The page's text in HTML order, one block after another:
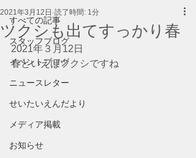
すべての記事
スタッフブログ
イベントブログ
ニュースレター
せいたいえんだより
メディア掲載
お知らせ
ツクシも出てすっかり春
2021年3月12日 読了時間: 1分
2021年３月12日
春といえばツクシですね